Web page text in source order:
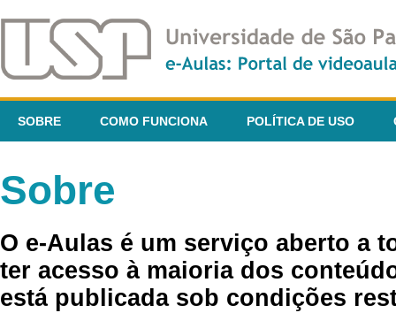
SOBRE COMO FUNCIONA POLÍTICA DE USO
Sobre
O e-Aulas é um serviço aberto a
ter acesso à maioria dos
está publicada sob condições